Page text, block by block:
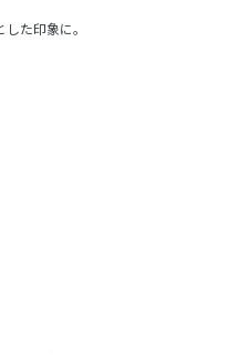
た印象に。